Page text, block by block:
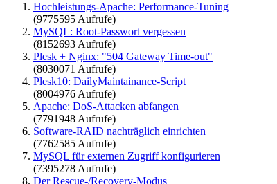
Hochleistungs-Apache: Performance-Tuning
(9775595 Aufrufe)
MySQL: Root-Passwort vergessen
(8152693 Aufrufe)
Plesk + Nginx: "504 Gateway Time-out"
(8030071 Aufrufe)
Plesk10: DailyMaintainance-Script
(8004976 Aufrufe)
Apache: DoS-Attacken abfangen
(7791948 Aufrufe)
Software-RAID nachträglich einrichten
(7762585 Aufrufe)
MySQL für externen Zugriff konfigurieren
(7395278 Aufrufe)
Der Rescue-/Recovery-Modus